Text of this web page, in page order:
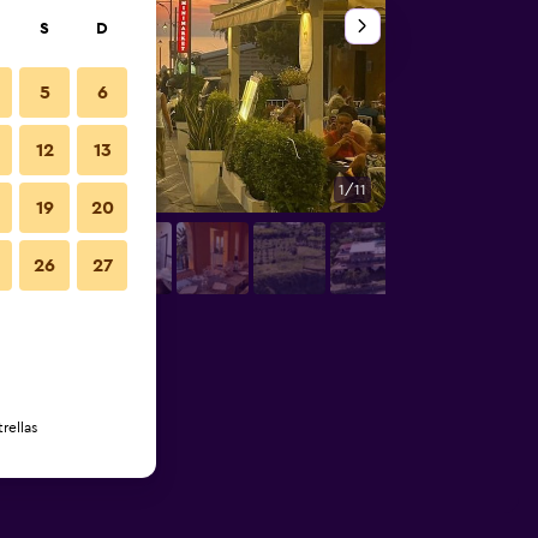
1/11
S D
5 6
12 13
19 20
26 27